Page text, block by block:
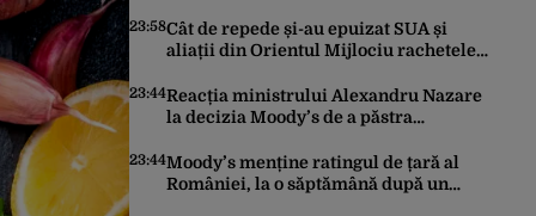
încrederea investitorilor: „Totuși,
perspectiva rămâne rezervată”
23:58Cât de repede și-au epuizat SUA și
aliații din Orientul Mijlociu rachetele
23:44Reacția ministrului Alexandru Nazare
la decizia Moody’s de a păstra
„Este un răgaz, dar în niciun caz un
motiv de relaxare”
23:44Moody’s menține ratingul de țară al
României, la o săptămână după un